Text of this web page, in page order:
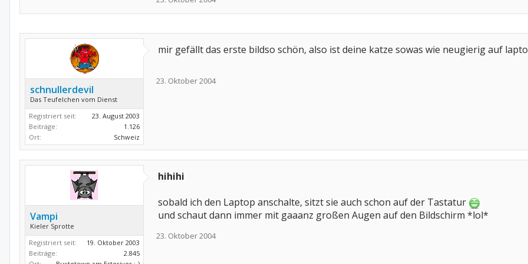
schnullerdevil
Das Teufelchen vom Dienst
Registriert seit:
23. August 2003
Beiträge:
1.126
Ort:
Schweiz
mir gefällt das erste bildso schön, also ist deine katze sowas wie neugierig auf
23. Oktober 2004
Vampi
Kieler Sprotte
Registriert seit:
19. Oktober 2003
Beiträge:
2.845
hihihi
sobald ich den Laptop anschalte, sitzt sie auch schon auf der Tastatur
und schaut dann immer mit gaaanz großen Augen auf den Bildschirm *lol*
23. Oktober 2004